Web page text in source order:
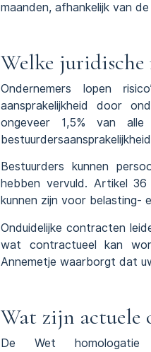
maanden, afhankelijk van
Welke juridische
Ondernemers lopen
aansprakelijkheid door
ongeveer 1,5% van
Bestuurders kunnen
hebben vervuld. Artikel
kunnen zijn voor belasting-
Onduidelijke contracten
wat contractueel kan
Annemetje waarborgt dat
Wat zijn actuele
De Wet homologatie